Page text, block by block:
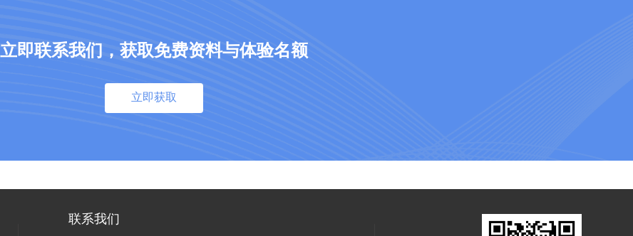
立即联系我们，获取免费资料与体验名额
立即获取
联系我们